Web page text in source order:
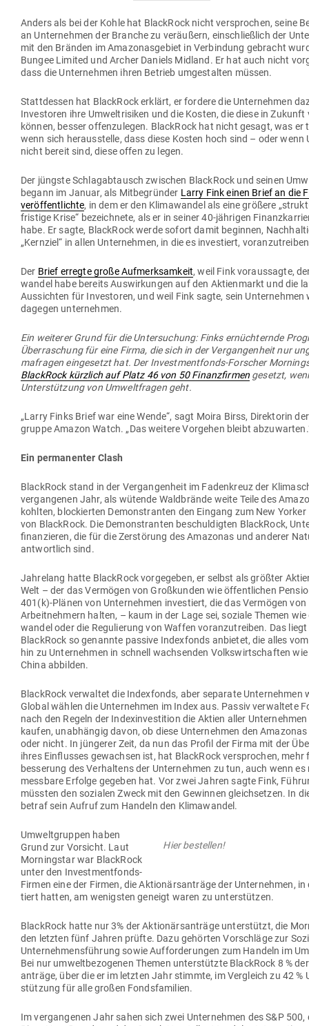
Anders als bei der Kohle hat BlackRock nicht ver­sprochen, seine
an Unter­nehmen der Branche zu ver­äußern, ein­schließlich der
mit den Bränden im Ama­zo­nas­gebiet in Ver­bindung gebracht
Bungee Limited und Archer Daniels Midland. Er hat auch nicht
dass die Unter­nehmen ihren Betrieb umge­stalten müssen.
Statt­dessen hat BlackRock erklärt, er fordere die Unter­nehmen
Inves­toren ihre Umwelt­ri­siken und die Kosten, die diese in Zukunft
können, besser offen­zu­legen. BlackRock hat nicht gesagt, was er
wenn sich her­aus­stelle, dass diese Kosten hoch sind – oder wenn
nicht bereit sind, diese offen zu legen.
Der jüngste Schlag­ab­tausch zwi­schen BlackRock und seinen
begann im Januar, als Mit­be­gründer Larry Fink einen Brief an die
ver­öf­fent­lichte, in dem er den Kli­ma­wandel als eine größere
fristige Krise“ bezeichnete, als er in seiner 40-jäh­rigen
habe. Er sagte, BlackRock werde sofort damit beginnen,
„Kernziel“ in allen Unter­nehmen, in die es inves­tiert,
Der Brief erregte große Auf­merk­samkeit, weil Fink vor­aus­sagte,
wandel habe bereits Aus­wir­kungen auf den Akti­en­markt und die
Aus­sichten für Inves­toren, und weil Fink sagte, sein Unter­nehmen
dagegen unternehmen.
Ein wei­terer Grund für die Unter­su­chung: Finks ernüch­ternde
Über­ra­schung für eine Firma, die sich in der Ver­gan­genheit nur
ma­fragen ein­ge­setzt hat. Der Invest­ment­fonds-For­scher
BlackRock kürzlich auf Platz 46 von 50 Finanz­firmen gesetzt,
Unter­stützung von Umwelt­fragen geht.
„Larry Finks Brief war eine Wende“, sagt Moira Birss, Direk­torin
gruppe Amazon Watch. „Das weitere Vor­gehen bleibt
Ein per­ma­nenter Clash
BlackRock stand in der Ver­gan­genheit im Faden­kreuz der
ver­gan­genen Jahr, als wütende Wald­brände weite Teile des
kohlten, blo­ckierten Demons­tranten den Eingang zum New
von BlackRock. Die Demons­tranten beschul­digten BlackRock,
finan­zieren, die für die Zer­störung des Ama­zonas und anderer
ant­wortlich sind.
Jah­relang hatte BlackRock vor­ge­geben, er selbst als größter
Welt – der das Ver­mögen von Groß­kunden wie öffent­lichen
401(k)-Plänen von Unter­nehmen inves­tiert, die das Ver­mögen
Arbeit­nehmern halten, – kaum in der Lage sei, soziale Themen
wandel oder die Regu­lierung von Waffen vor­an­zu­treiben. Das
BlackRock so genannte passive Index­fonds anbietet, die alles
hin zu Unter­nehmen in schnell wach­senden Volks­wirt­schaften
China abbilden.
BlackRock ver­waltet die Index­fonds, aber separate Unter­nehmen
Global wählen die Unter­nehmen im Index aus. Passiv ver­waltete
nach den Regeln der Index­in­ves­tition die Aktien aller
kaufen, unab­hängig davon, ob diese Unter­nehmen den
oder nicht. In jün­gerer Zeit, da nun das Profil der Firma mit der
ihres Ein­flusses gewachsen ist, hat BlackRock ver­sprochen, mehr
bes­serung des Ver­haltens der Unter­nehmen zu tun, auch wenn es
messbare Erfolge gegeben hat. Vor zwei Jahren sagte Fink,
müssten den sozialen Zweck mit den Gewinnen gleich­setzen. In
betraf sein Aufruf zum Handeln den Klimawandel.
Hier bestellen!
Umwelt­gruppen haben
Grund zur Vor­sicht. Laut
Mor­ningstar war BlackRock
unter den Invest­ment­fonds-
Firmen eine der Firmen, die Aktio­närs­an­träge der Unter­nehmen,
tiert hatten, am wenigsten geneigt waren zu unterstützen.
BlackRock hatte nur 3% der Aktio­närs­an­träge unter­stützt, die
den letzten fünf Jahren prüfte. Dazu gehörten Vor­schläge zur
Unter­neh­mens­führung sowie Auf­for­de­rungen zum Handeln im
Bei nur umwelt­be­zo­genen Themen unter­stützte BlackRock 8 %
an­träge, über die er im letzten Jahr stimmte, im Ver­gleich zu 42 %
stützung für alle großen Fondsfamilien.
Im ver­gan­genen Jahr sahen sich zwei Unter­nehmen des S&P